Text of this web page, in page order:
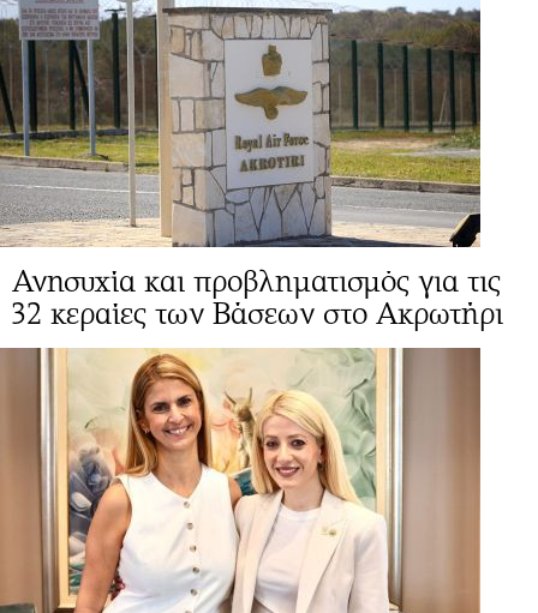
Ανησυχία και προβληματισμός για τις
32 κεραίες των Βάσεων στο Ακρωτήρι